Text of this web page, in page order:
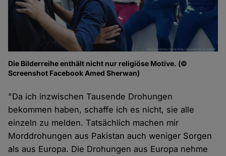
Die Bilderreihe enthält nicht nur religiöse Motive. (©
Screenshot Facebook Amed Sherwan)
"Da ich inzwischen Tausende Drohungen
bekommen haben, schaffe ich es nicht, sie alle
einzeln zu melden. Tatsächlich machen mir
Morddrohungen aus Pakistan auch weniger Sorgen
als aus Europa. Die Drohungen aus Europa nehme